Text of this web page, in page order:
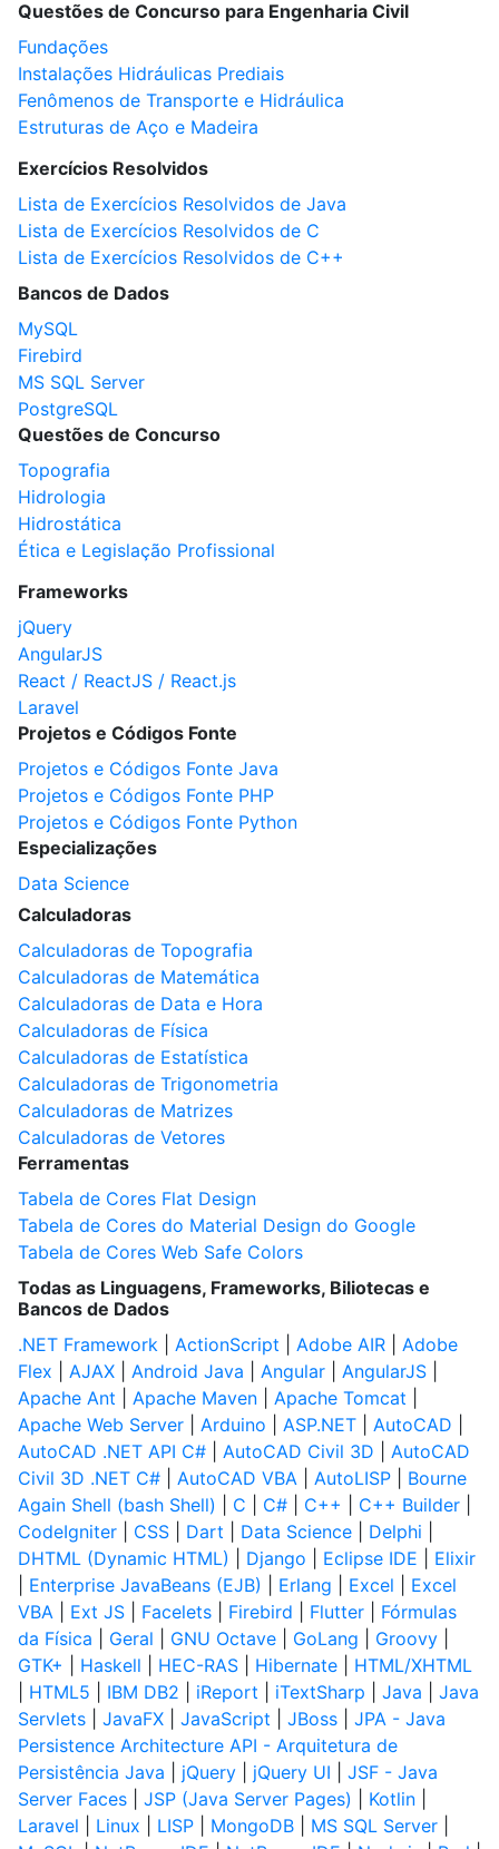
Questões de Concurso para Engenharia Civil
Fundações
Instalações Hidráulicas Prediais
Fenômenos de Transporte e Hidráulica
Estruturas de Aço e Madeira
Exercícios Resolvidos
Lista de Exercícios Resolvidos de Java
Lista de Exercícios Resolvidos de C
Lista de Exercícios Resolvidos de C++
Bancos de Dados
MySQL
Firebird
MS SQL Server
PostgreSQL
Questões de Concurso
Topografia
Hidrologia
Hidrostática
Ética e Legislação Profissional
Frameworks
jQuery
AngularJS
React / ReactJS / React.js
Laravel
Projetos e Códigos Fonte
Projetos e Códigos Fonte Java
Projetos e Códigos Fonte PHP
Projetos e Códigos Fonte Python
Especializações
Data Science
Calculadoras
Calculadoras de Topografia
Calculadoras de Matemática
Calculadoras de Data e Hora
Calculadoras de Física
Calculadoras de Estatística
Calculadoras de Trigonometria
Calculadoras de Matrizes
Calculadoras de Vetores
Ferramentas
Tabela de Cores Flat Design
Tabela de Cores do Material Design do Google
Tabela de Cores Web Safe Colors
Todas as Linguagens, Frameworks, Biliotecas e
Bancos de Dados
.NET Framework
ActionScript Adobe AIR
Adobe
Flex
AJAX Android Java Angular AngularJS
Apache Ant
Apache Maven Apache Tomcat
Apache Web Server
Arduino ASP.NET AutoCAD
AutoCAD .NET API C#
AutoCAD Civil 3D
AutoCAD
Civil 3D .NET C#
AutoCAD VBA AutoLISP
Bourne
Again Shell (bash Shell)
C C# C++ C++ Builder
CodeIgniter
CSS Dart Data Science Delphi
DHTML (Dynamic HTML)
Django Eclipse IDE
Elixir
Enterprise JavaBeans (EJB) Erlang Excel
Excel
VBA
Ext JS Facelets Firebird Flutter
Fórmulas
da Física
Geral GNU Octave GoLang Groovy
GTK+
Haskell HEC-RAS Hibernate
HTML/XHTML
HTML5 IBM DB2 iReport iTextSharp Java
Java
Servlets
JavaFX JavaScript JBoss
JPA - Java
Persistence Architecture API - Arquitetura de
Persistência Java
jQuery jQuery UI
JSF - Java
Server Faces
JSP (Java Server Pages) Kotlin
Laravel
Linux LISP MongoDB MS SQL Server